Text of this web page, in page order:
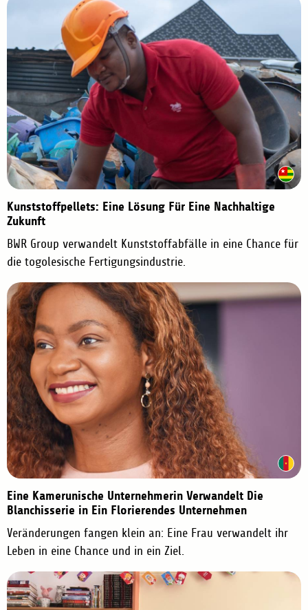
o
n
i
a
a
Kunststoffpellets: Eine Lösung Für Eine Nachhaltige
Zukunft
BWR Group verwandelt Kunststoffabfälle in eine Chance für
die togolesische Fertigungsindustrie.
Eine Kamerunische Unternehmerin Verwandelt Die
Blanchisserie in Ein Florierendes Unternehmen
Veränderungen fangen klein an: Eine Frau verwandelt ihr
Leben in eine Chance und in ein Ziel.